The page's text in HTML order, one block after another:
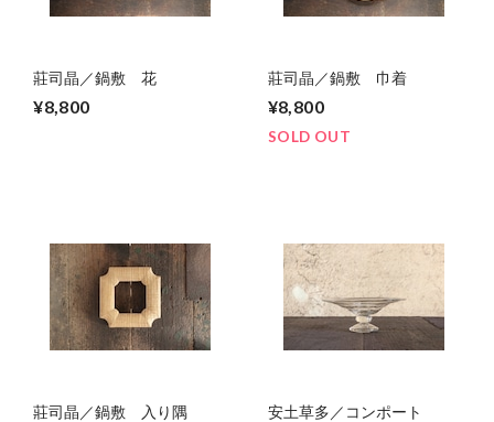
莊司晶／鍋敷 花
¥8,800
莊司晶／鍋敷 巾着
¥8,800
SOLD OUT
莊司晶／鍋敷 入り隅 安土草多／コンポート